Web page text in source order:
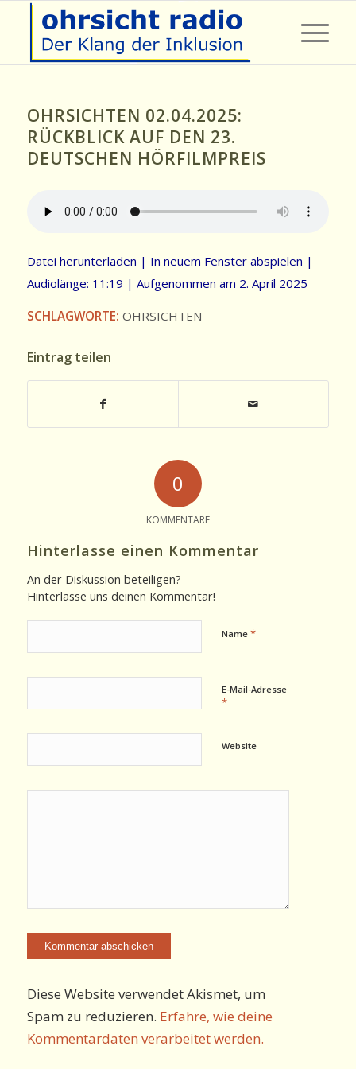
OHRSICHTEN 02.04.2025:
RÜCKBLICK AUF DEN 23.
DEUTSCHEN HÖRFILMPREIS
Datei herunterladen | In neuem Fenster abspielen |
Audiolänge: 11:19 | Aufgenommen am 2. April 2025
SCHLAGWORTE: OHRSICHTEN
Eintrag teilen
0
KOMMENTARE
Hinterlasse einen Kommentar
An der Diskussion beteiligen?
Hinterlasse uns deinen Kommentar!
Name *
E-Mail-Adresse
*
Website
Diese Website verwendet Akismet, um
Spam zu reduzieren. Erfahre, wie deine
Kommentardaten verarbeitet werden.